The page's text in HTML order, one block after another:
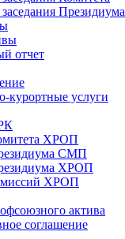
Президиума
отчет
курортные услуги
ХРОП
СМП
ХРОП
ХРОП
актива
соглашение